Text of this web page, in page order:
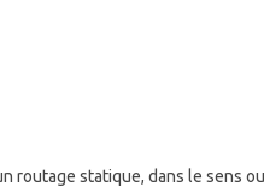
routage statique, dans le sens